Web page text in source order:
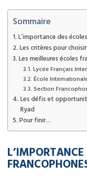
Sommaire
L’importance des
Les critères pour
Les meilleures écoles
Lycée Français
École
Section
Les défis et
Ryad
Pour finir…